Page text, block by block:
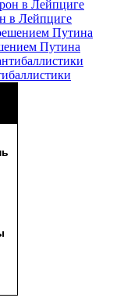
в Лейпциге
Путина